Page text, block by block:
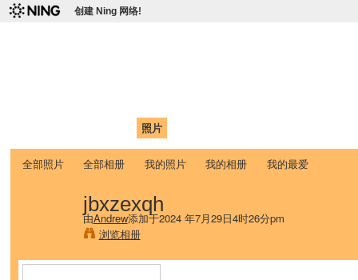
创建 Ning 网络!
照片
全部照片 全部相册 我的照片 我的相册 我的最爱
jbxzexqh
由Andrew添加于2024 年7月29日4时26分pm
浏览相册